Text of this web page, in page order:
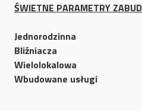
ŚWIETNE PARAMETRY
Jednorodzinna
Bliźniacza
Wielolokalowa
Wbudowane usługi